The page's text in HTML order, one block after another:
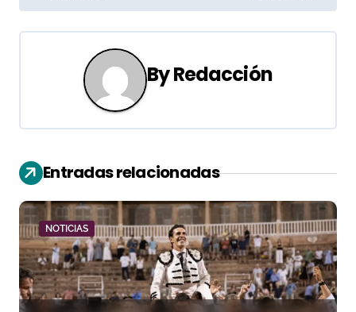
e
c
i
ó
n
d
e
ByRedacción
Entradas relacionadas
NOTICIAS